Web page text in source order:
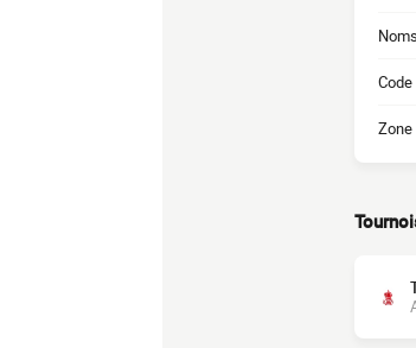
Noms
Code
Zone